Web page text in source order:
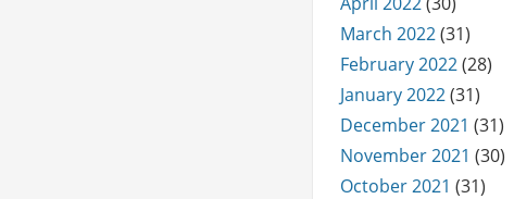
March 2022(31)
February 2022(28)
January 2022(31)
December 2021 (31)
November 2021 (30)
October 2021 (31)